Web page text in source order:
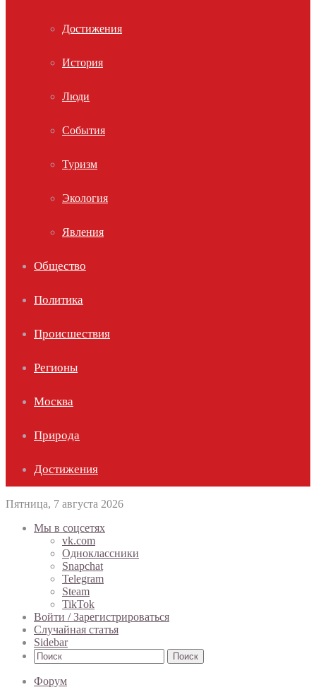
Достижения
История
Люди
События
Туризм
Экология
Явления
Общество
Политика
Происшествия
Регионы
Москва
Природа
Достижения
Пятница, 7 августа 2026
Мы в соцсетях
vk.com
Одноклассники
Snapchat
Telegram
Steam
TikTok
Войти / Зарегистрироваться
Случайная статья
Sidebar
Поиск
Форум